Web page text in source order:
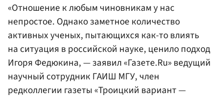
«Отношение к любым чиновникам у нас
непростое. Однако заметное количество
активных ученых, пытающихся как-то влиять
на ситуация в российской науке, ценило подход
Игоря Федюкина, — заявил «Газете.Ru» ведущий
научный сотрудник ГАИШ МГУ, член
редколлегии газеты «Троицкий вариант —